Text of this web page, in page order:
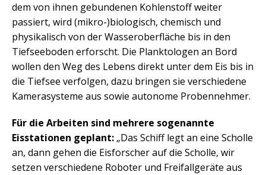
dem von ihnen gebundenen Kohlenstoff weiter
passiert, wird (mikro-)biologisch, chemisch und
physikalisch von der Wasseroberfläche bis in den
Tiefseeboden erforscht. Die Planktologen an Bord
wollen den Weg des Lebens direkt unter dem Eis bis in
die Tiefsee verfolgen, dazu bringen sie verschiedene
Kamerasysteme aus sowie autonome Probennehmer.
Für die Arbeiten sind mehrere sogenannte
Eisstationen geplant: „Das Schiff legt an eine Scholle
an, dann gehen die Eisforscher auf die Scholle, wir
setzen verschiedene Roboter und Freifallgeräte aus